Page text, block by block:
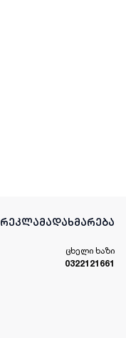
რეკლამადახმარება
ცხელი ხაზი
0322121661